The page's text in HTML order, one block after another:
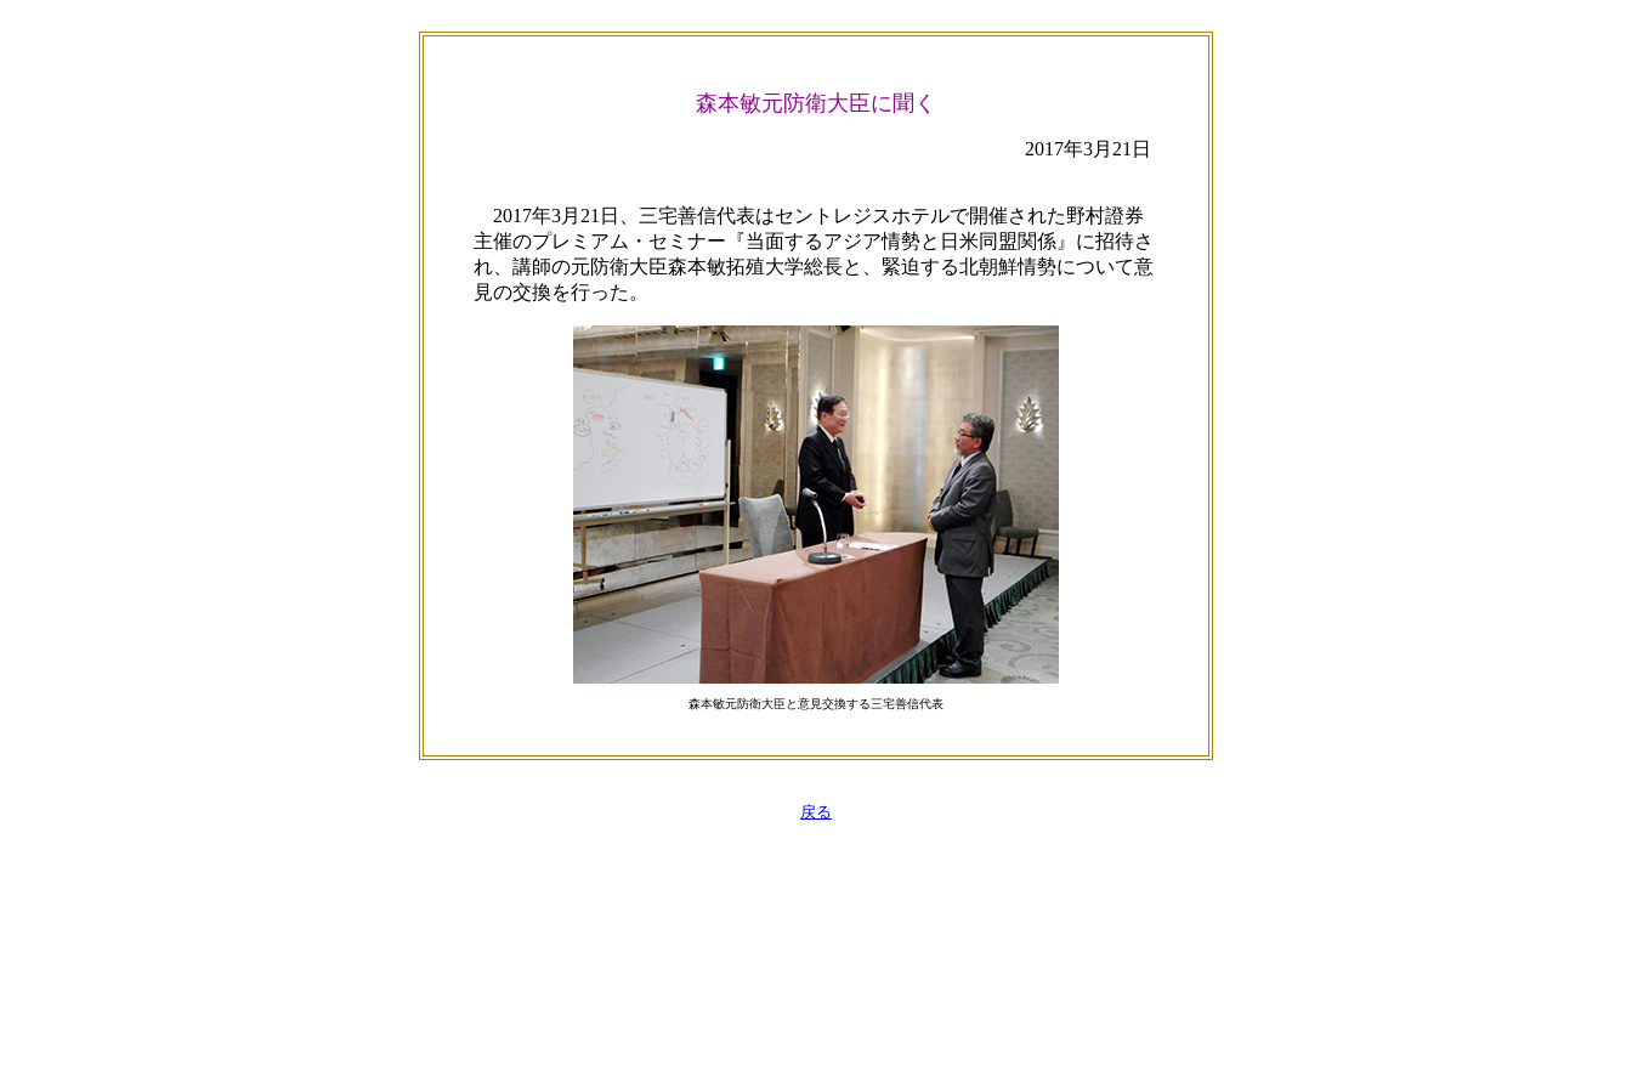
森本敏元防衛大臣に聞く
2017年3月21日
2017年3月21日、三宅善信代表はセントレジスホテルで開催された野村證券
主催のプレミアム・セミナー『当面するアジア情勢と日米同盟関係』に招待さ
れ、講師の元防衛大臣森本敏拓殖大学総長と、緊迫する北朝鮮情勢について意
見の交換を行った。
森本敏元防衛大臣と意見交換する三宅善信代表
戻る